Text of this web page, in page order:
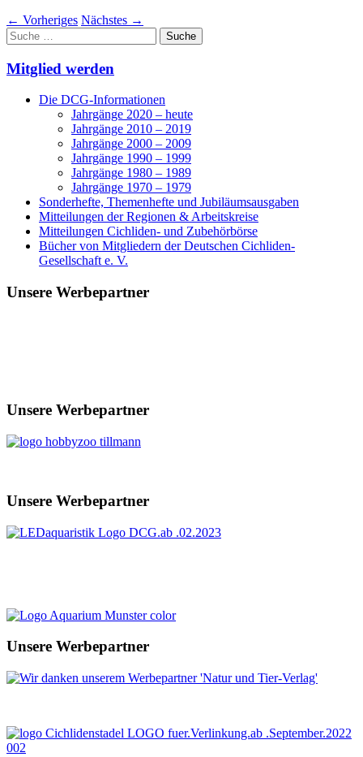
← Vorheriges Nächstes →
Suche
nach:
Mitglied werden
Die DCG-Informationen
Jahrgänge 2020 – heute
Jahrgänge 2010 – 2019
Jahrgänge 2000 – 2009
Jahrgänge 1990 – 1999
Jahrgänge 1980 – 1989
Jahrgänge 1970 – 1979
Sonderhefte, Themenhefte und Jubiläumsausgaben
Mitteilungen der Regionen & Arbeitskreise
Mitteilungen Cichliden- und Zubehörbörse
Bücher von Mitgliedern der Deutschen Cichliden-
Gesellschaft e. V.
Unsere Werbepartner
Unsere Werbepartner
Unsere Werbepartner
Unsere Werbepartner